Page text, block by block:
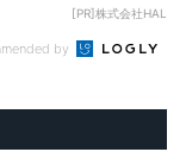
[PR]株式会社HAL
by